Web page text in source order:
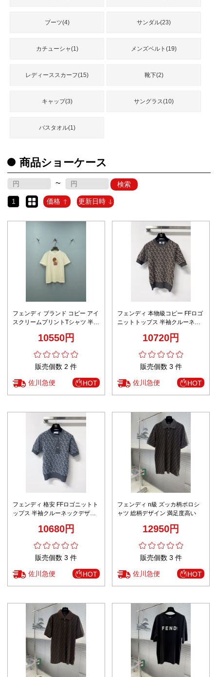
ブーツ(4) サンダル(23)
カチューシャ(1) メンズベルト(19)
レディーススカーフ(15) 靴下(2)
キャップ(3) サングラス(10)
バスタオル(1)
商品ショーケース
~ 検索
1 価格 更新日時
フェンディ ブランド コピー アイ
スクリームプリントTシャツ 半袖
10550円
販売個数 2 件
佐川急便 HOT
フェンディ 本物級コピー FFロゴ
ニットトップス 半袖クルーネッ
10720円
販売個数 3 件
佐川急便 HOT
フェンディ 格安 FFロゴニットト
ップス 半袖クルーネックデザイ
10680円
販売個数 3 件
佐川急便 HOT
フェンディ n級 ズッカ柄ポロシ
ャツ 総柄デザイン 満足度高い
12950円
販売個数 3 件
佐川急便 HOT